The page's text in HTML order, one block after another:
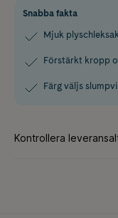
Snabba fakta
Mjuk
Förstärkt kropp
Färg väljs